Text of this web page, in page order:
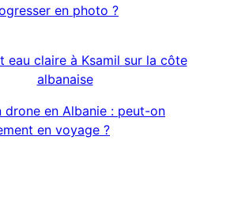
en photo ?
drone en Albanie : peut-on
en voyage ?